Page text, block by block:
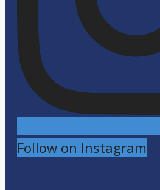
Follow on Instagram